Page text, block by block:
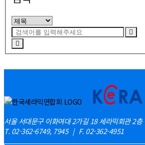
서울 서대문구 이화여대 2가길 18 세라믹회관 2층
T. 02-362-6749, 7945 | F. 02-362-4951